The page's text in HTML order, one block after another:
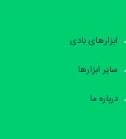
ابزارهای بادی
سایر ابزارها
درباره ما